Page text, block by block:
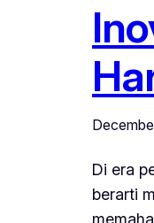
Di era
berarti